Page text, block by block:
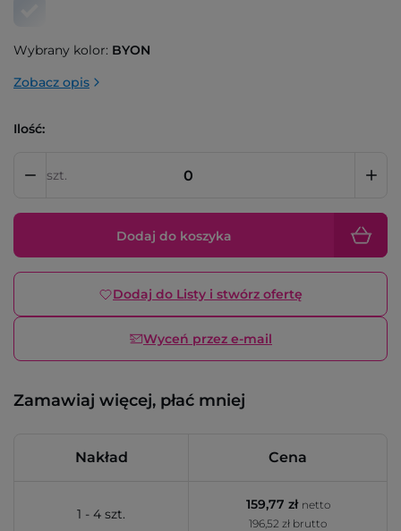
Wybrany kolor: BYON
Zobacz opis
Ilość:
szt.
Dodaj do koszyka
Dodaj do Listy i stwórz ofertę
Wyceń przez e-mail
Zamawiaj więcej, płać mniej
Nakład Cena
1 - 4 szt.
159,77 zł netto
196,52 zł brutto